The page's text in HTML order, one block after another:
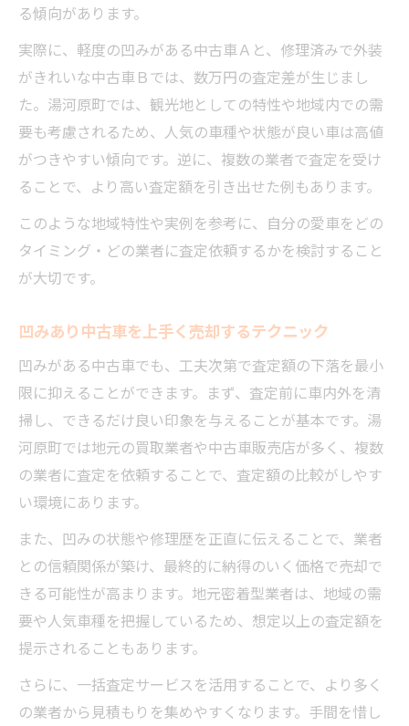
る傾向があります。
実際に、軽度の凹みがある中古車Ａと、修理済みで外装
がきれいな中古車Ｂでは、数万円の査定差が生じまし
た。湯河原町では、観光地としての特性や地域内での需
要も考慮されるため、人気の車種や状態が良い車は高値
がつきやすい傾向です。逆に、複数の業者で査定を受け
ることで、より高い査定額を引き出せた例もあります。
このような地域特性や実例を参考に、自分の愛車をどの
タイミング・どの業者に査定依頼するかを検討すること
が大切です。
凹みあり中古車を上手く売却するテクニック
凹みがある中古車でも、工夫次第で査定額の下落を最小
限に抑えることができます。まず、査定前に車内外を清
掃し、できるだけ良い印象を与えることが基本です。湯
河原町では地元の買取業者や中古車販売店が多く、複数
の業者に査定を依頼することで、査定額の比較がしやす
い環境にあります。
また、凹みの状態や修理歴を正直に伝えることで、業者
との信頼関係が築け、最終的に納得のいく価格で売却で
きる可能性が高まります。地元密着型業者は、地域の需
要や人気車種を把握しているため、想定以上の査定額を
提示されることもあります。
さらに、一括査定サービスを活用することで、より多く
の業者から見積もりを集めやすくなります。手間を惜し